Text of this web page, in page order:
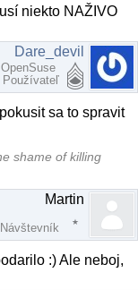
niekto NAŽIVO
Dare_devil
Používateľ
sa to spravit
shame of killing
Martin
Návštevník
:) Ale neboj,